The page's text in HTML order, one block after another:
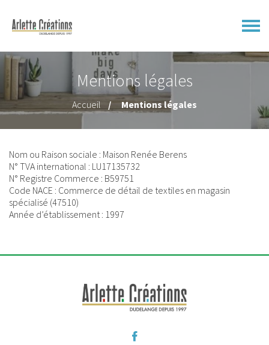
Mentions légales
Accueil Mentions légales
Nom ou Raison sociale : Maison Renée Berens
N° TVA international : LU17135732
N° Registre Commerce : B59751
Code NACE : Commerce de détail de textiles en magasin
spécialisé (47510)
Année d’établissement : 1997